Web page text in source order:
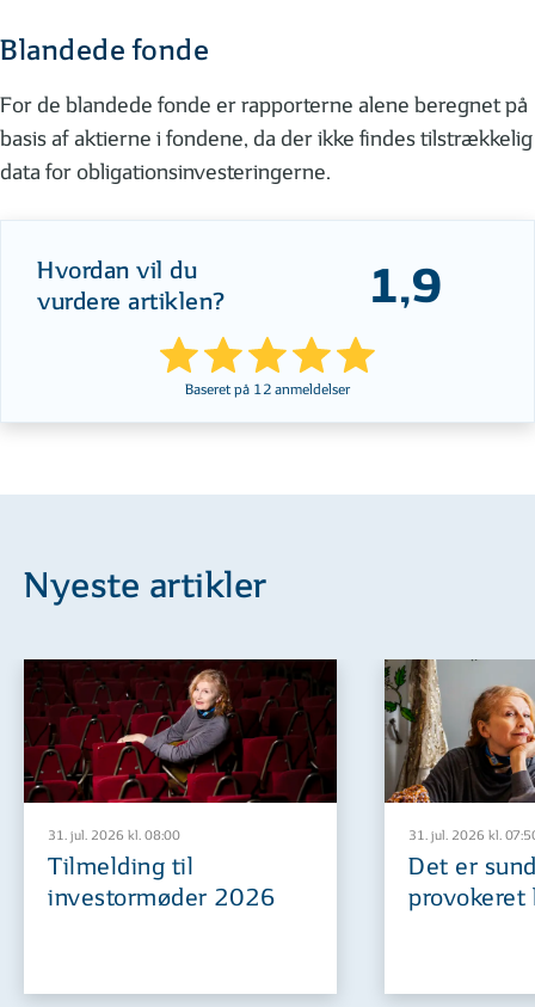
Blandede fonde
For de blandede fonde er rapporterne alene beregnet på
basis af aktierne i fondene, da der ikke findes tilstrækkelig
data for obligationsinvesteringerne.
Hvordan vil du
vurdere artiklen?
1,9
Baseret på 12 anmeldelser
Nyeste artikler
31. jul. 2026 kl. 08:00
Tilmelding til
investormøder 2026
31. jul. 2026 kl.
Det er
provokeret